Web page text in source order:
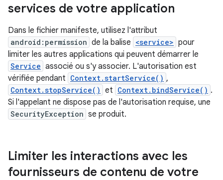
services de votre application
Dans le fichier manifeste, utilisez l'attribut
android:permission de la balise <service> pour
limiter les autres applications qui peuvent démarrer le
Service associé ou s'y associer. L'autorisation est
vérifiée pendant Context.startService() ,
Context.stopService() et Context.bindService() .
Si l'appelant ne dispose pas de l'autorisation requise, une
SecurityException se produit.
Limiter les interactions avec les
fournisseurs de contenu de votre